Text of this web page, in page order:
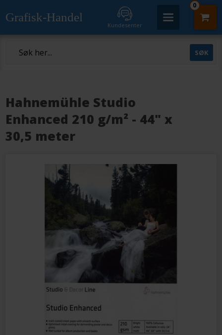
Grafisk-Handel
Kundesenter
0
Hahnemühle Studio
Enhanced 210 g/m² - 44" x
30,5 meter